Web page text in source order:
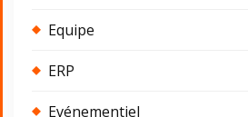
Equipe
ERP
Evénementiel